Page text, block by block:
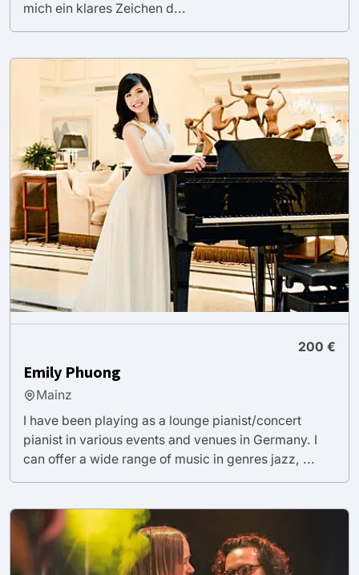
mich ein klares Zeichen d...
200 €
Emily Phuong
Mainz
I have been playing as a lounge pianist/concert
pianist in various events and venues in Germany. I
can offer a wide range of music in genres jazz, ...